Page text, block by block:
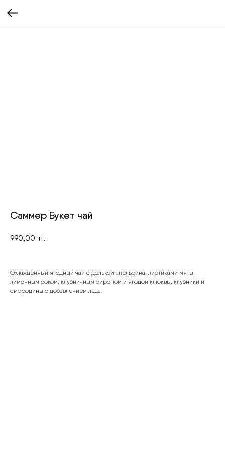
Саммер Букет чай
990,00 тг.
Охлаждённый ягодный чай с долькой апельсина, листиками мяты,
лимонным соком, клубничным сиропом и ягодой клюквы, клубники и
смородины с добавлением льда.